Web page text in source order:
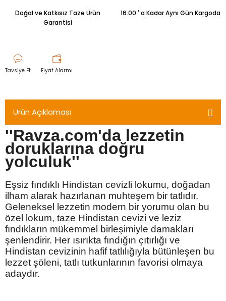
Doğal ve Katkısız Taze Ürün
Garantisi
16.00 ' a Kadar Aynı Gün Kargoda
Tavsiye Et Fiyat Alarmı
Ürün Açıklaması
''Ravza.com'da lezzetin
doruklarına doğru
yolculuk''
Eşsiz fındıklı Hindistan cevizli lokumu, doğadan
ilham alarak hazırlanan muhteşem bir tatlıdır.
Geleneksel lezzetin modern bir yorumu olan bu
özel lokum, taze Hindistan cevizi ve leziz
fındıkların mükemmel birleşimiyle damakları
şenlendirir. Her ısırıkta fındığın çıtırlığı ve
Hindistan cevizinin hafif tatlılığıyla bütünleşen bu
lezzet şöleni, tatlı tutkunlarının favorisi olmaya
adaydır.